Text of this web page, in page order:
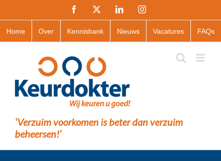
Facebook LinkedInInstagram
Home Over Kennisbank Nieuws Vacatures FAQs
‘Verzuim voorkomen is beter dan verzuim
beheersen!’